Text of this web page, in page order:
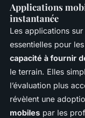
Applications
instantanée
Les applications
essentielles pour
capacité à fournir
le terrain. Elles
l’évaluation plus
révèlent une
mobiles par les